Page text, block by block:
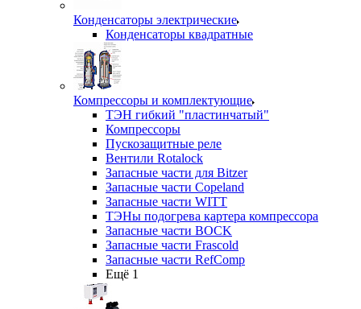
Конденсаторы электрические
Конденсаторы квадратные
Компрессоры и комплектующие
ТЭН гибкий "пластинчатый"
Компрессоры
Пускозащитные реле
Вентили Rotalock
Запасные части для Bitzer
Запасные части Copeland
Запасные части WITT
ТЭНы подогрева картера компрессора
Запасные части BOCK
Запасные части Frascold
Запасные части RefComp
Ещё 1